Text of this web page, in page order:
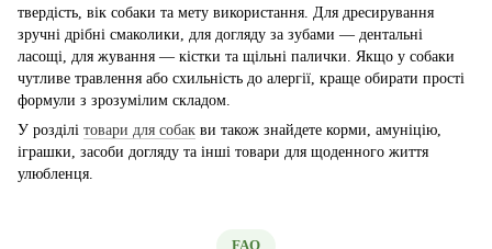
твердість, вік собаки та мету використання. Для дресирування
зручні дрібні смаколики, для догляду за зубами — дентальні
ласощі, для жування — кістки та щільні палички. Якщо у собаки
чутливе травлення або схильність до алергії, краще обирати прості
формули з зрозумілим складом.
У розділі товари для собак ви також знайдете корми, амуніцію,
іграшки, засоби догляду та інші товари для щоденного життя
улюбленця.
FAQ